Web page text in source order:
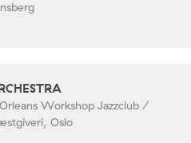
Workshop Jazzclub /
Oslo